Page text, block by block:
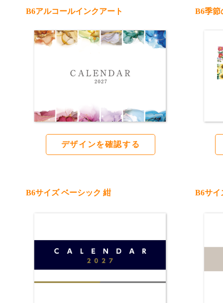
B6アルコールインクアート
デザインを確認する
B6季節
B6サイズ ベーシック 紺 B6サイ